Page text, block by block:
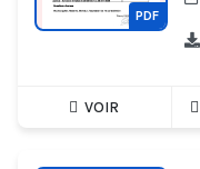
PDF
VOIR